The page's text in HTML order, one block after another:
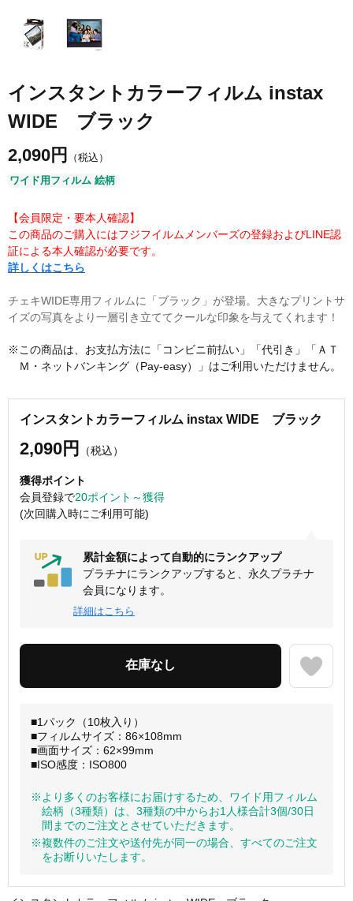
インスタントカラーフィルム instax
WIDE ブラック
2,090円
（税込）
ワイド用フィルム 絵柄
【会員限定・要本人確認】
この商品のご購入にはフジフイルムメンバーズの登録およびLINE認
証による本人確認が必要です。
詳しくはこちら
チェキWIDE専用フィルムに「ブラック」が登場。大きなプリントサ
イズの写真をより一層引き立ててクールな印象を与えてくれます！
※この商品は、お支払方法に「コンビニ前払い」「代引き」「ＡＴ
Ｍ・ネットバンキング（Pay-easy）」はご利用いただけません。
インスタントカラーフィルム instax WIDE ブラック
2,090円 （税込）
獲得ポイント
会員登録で20ポイント～獲得
(次回購入時にご利用可能)
累計金額によって自動的にランクアップ
プラチナにランクアップすると、永久プラチナ
会員になります。
詳細はこちら
■1パック（10枚入り）
■フィルムサイズ：86×108mm
■画面サイズ：62×99mm
■ISO感度：ISO800
※より多くのお客様にお届けするため、ワイド用フィルム
絵柄（3種類）は、3種類の中からお1人様合計3個/30日
間までのご注文とさせていただきます。
※複数件のご注文や送付先が同一の場合、すべてのご注文
をお断りいたします。